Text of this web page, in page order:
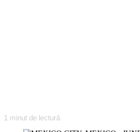
1 minut de lectură